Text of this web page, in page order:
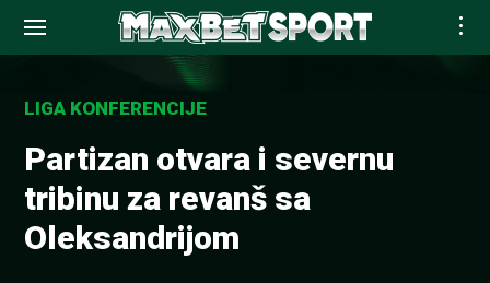
contentLIGA KONFERENCIJE
Partizan otvara i severnu
tribinu za revanš sa
Oleksandrijom